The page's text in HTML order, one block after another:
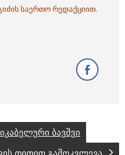
საერთო რედაქციით.
ბავშვი
თითით გამოკვლევა